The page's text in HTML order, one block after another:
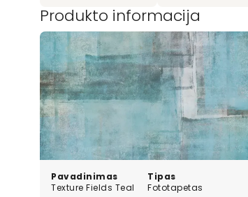
Produkto informacija
Pavadinimas
Texture Fields Teal
Tipas
Fototapetas